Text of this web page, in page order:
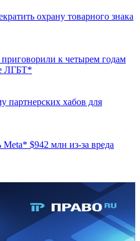
охрану товарного знака
к четырем годам
ЛГБТ*
партнерских хабов для
$942 млн из-за вреда